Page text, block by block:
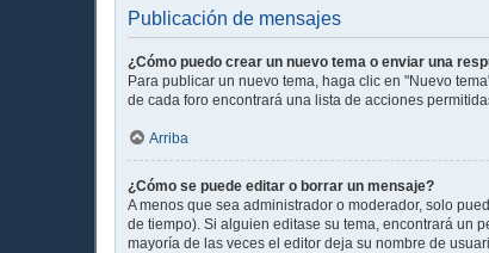
Publicación de mensajes
¿Cómo puedo crear un nuevo tema o enviar una
Para publicar un nuevo tema, haga clic en "Nuevo
de cada foro encontrará una lista de acciones
Arriba
¿Cómo se puede editar o borrar un mensaje?
A menos que sea administrador o moderador, solo
de tiempo). Si alguien editase su tema, encontrará un
mayoría de las veces el editor deja su nombre de